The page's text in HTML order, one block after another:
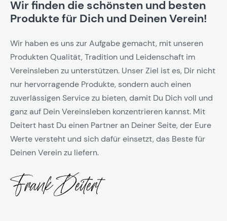
Wir finden die schönsten und besten
Produkte für Dich und Deinen Verein!
Wir haben es uns zur Aufgabe gemacht, mit unseren
Produkten Qualität, Tradition und Leidenschaft im
Vereinsleben zu unterstützen. Unser Ziel ist es, Dir nicht
nur hervorragende Produkte, sondern auch einen
zuverlässigen Service zu bieten, damit Du Dich voll und
ganz auf Dein Vereinsleben konzentrieren kannst. Mit
Deitert hast Du einen Partner an Deiner Seite, der Eure
Werte versteht und sich dafür einsetzt, das Beste für
Deinen Verein zu liefern.